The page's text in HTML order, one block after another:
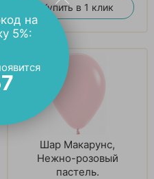
Купить в 1 клик
Шар Макарунс,
Нежно-розовый
пастель.
на
5%: